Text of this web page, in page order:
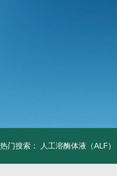
热门搜索： 人工溶酶体液（ALF）